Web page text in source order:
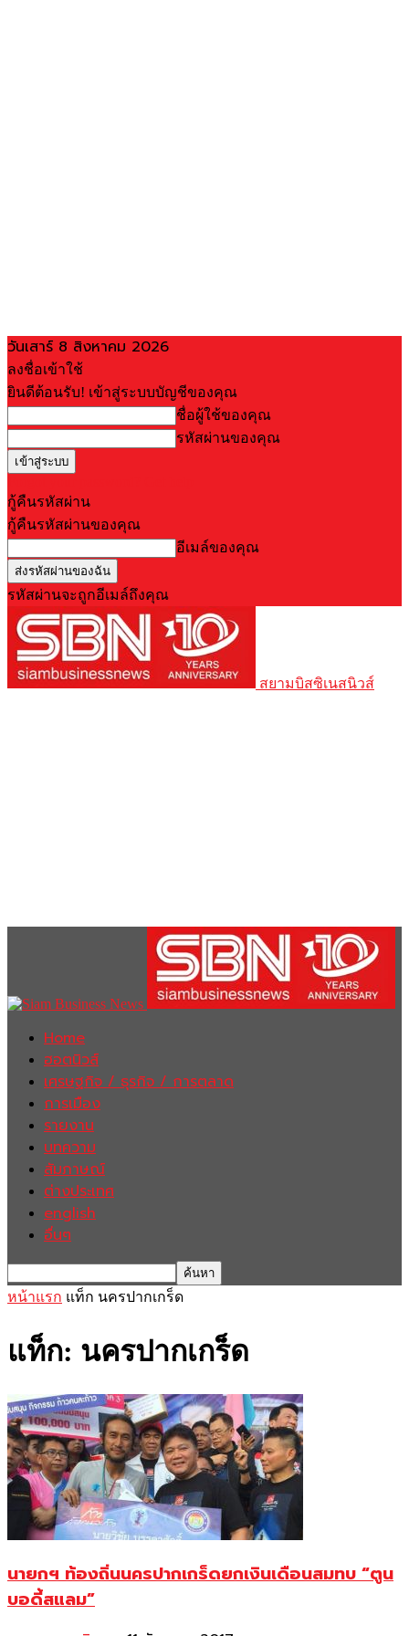
วันเสาร์ 8 สิงหาคม 2026
ลงชื่อเข้าใช้
ยินดีต้อนรับ! เข้าสู่ระบบบัญชีของคุณ
ชื่อผู้ใช้ของคุณ
รหัสผ่านของคุณ
กู้คืนรหัสผ่าน
กู้คืนรหัสผ่านของคุณ
อีเมล์ของคุณ
รหัสผ่านจะถูกอีเมล์ถึงคุณ
สยามบิสซิเนสนิวส์
Home
ฮอตนิวส์
เศรษฐกิจ / ธุรกิจ / การตลาด
การเมือง
รายงาน
บทความ
สัมภาษณ์
ต่างประเทศ
english
อื่นๆ
หน้าแรก แท็ก นครปากเกร็ด
แท็ก: นครปากเกร็ด
นายกฯ ท้องถิ่นนครปากเกร็ดยกเงินเดือนสมทบ “ตูน
บอดี้สแลม”